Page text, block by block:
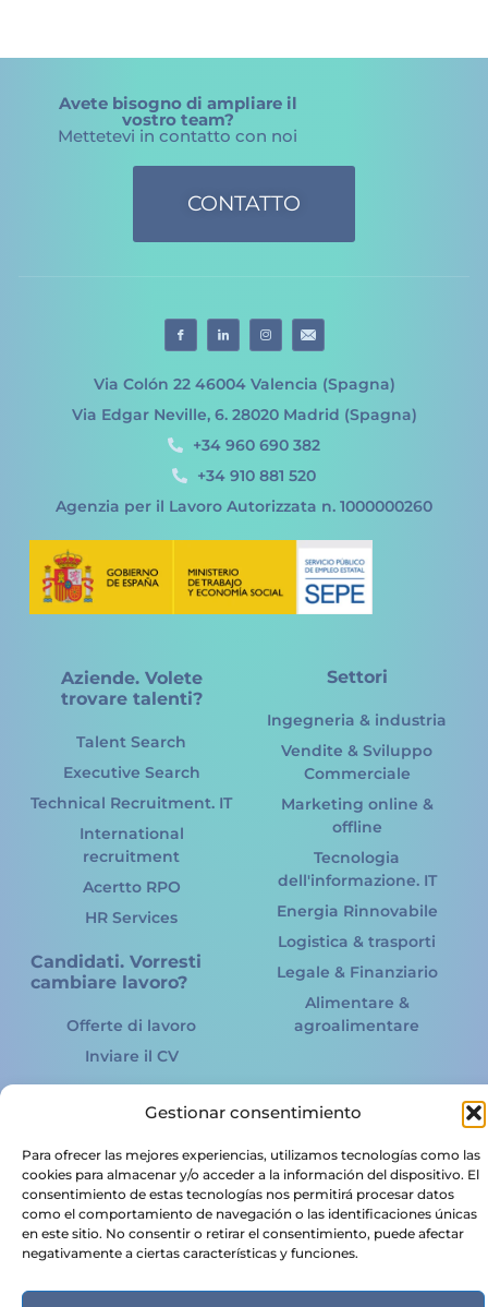
Gestionar consentimiento
Para ofrecer las mejores experiencias, utilizamos tecnologías como las
cookies para almacenar y/o acceder a la información del dispositivo. El
consentimiento de estas tecnologías nos permitirá procesar datos
como el comportamiento de navegación o las identificaciones únicas
en este sitio. No consentir o retirar el consentimiento, puede afectar
negativamente a ciertas características y funciones.
Avete bisogno di ampliare il
vostro team?
Mettetevi in contatto con noi
CONTATTO
Via Colón 22 46004 Valencia (Spagna)
Via Edgar Neville, 6. 28020 Madrid (Spagna)
+34 960 690 382
+34 910 881 520
Agenzia per il Lavoro Autorizzata n. 1000000260
Aziende. Volete
trovare talenti?
Talent Search
Executive Search
Technical Recruitment. IT
International
recruitment
Acertto RPO
HR Services
Candidati. Vorresti
cambiare lavoro?
Offerte di lavoro
Inviare il CV
Settori
Ingegneria & industria
Vendite & Sviluppo
Commerciale
Marketing online &
offline
Tecnologia
dell'informazione. IT
Energia Rinnovabile
Logistica & trasporti
Legale & Finanziario
Alimentare &
agroalimentare
English(Inglese) Français( Francese)
Italiano
Español(Spagnolo)